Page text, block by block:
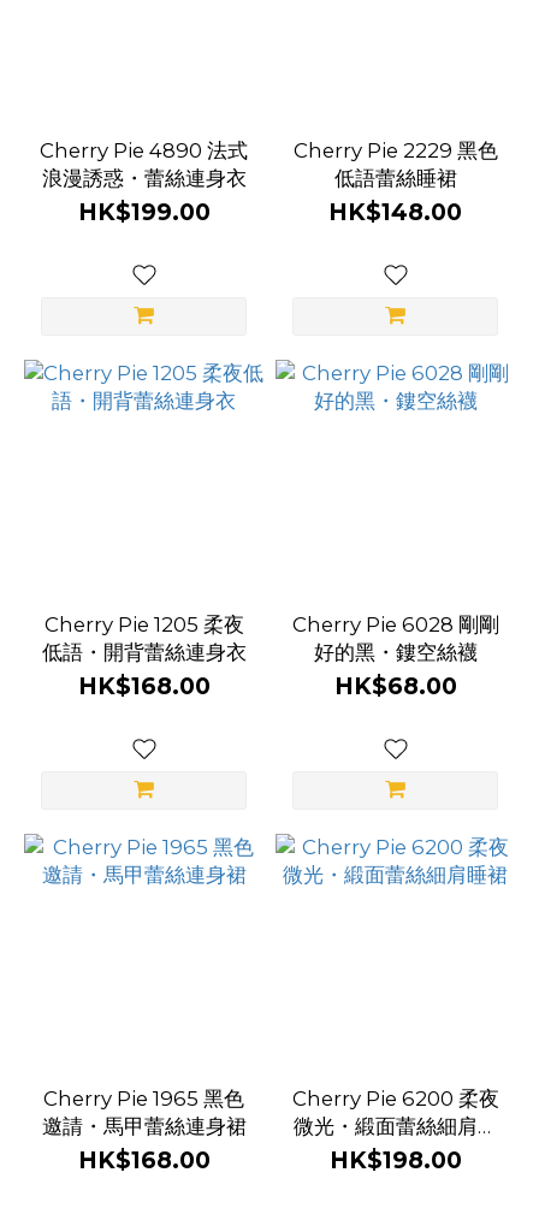
Cherry Pie 4890 法式
浪漫誘惑・蕾絲連身衣
HK$199.00
Cherry Pie 2229 黑色
低語蕾絲睡裙
HK$148.00
Cherry Pie 1205 柔夜
低語・開背蕾絲連身衣
HK$168.00
Cherry Pie 6028 剛剛
好的黑・鏤空絲襪
HK$68.00
Cherry Pie 1965 黑色
邀請・馬甲蕾絲連身裙
HK$168.00
Cherry Pie 6200 柔夜
微光・緞面蕾絲細肩睡
裙
HK$198.00